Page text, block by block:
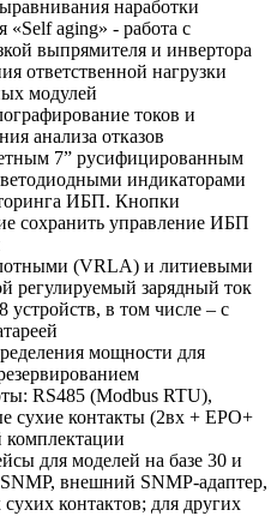
наработки
«Self aging» - работа с
выпрямителя и инвертора
ответственной нагрузки
модулей
токов и
анализа отказов
7” русифицированным
индикаторами
ИБП. Кнопки
сохранить управление ИБП
(VRLA) и литиевыми
регулируемый зарядный ток
устройств, в том числе – с
мощности для
RS485 (Modbus RTU),
сухие контакты (2вх + EPO+
для моделей на базе 30 и
внешний SNMP-адаптер,
контактов; для других